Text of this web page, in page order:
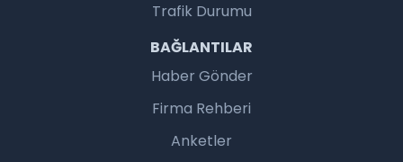
Trafik Durumu
BAĞLANTILAR
Haber Gönder
Firma Rehberi
Anketler